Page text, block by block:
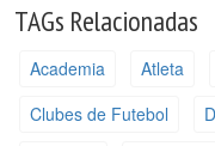
TAGs Relacionadas
Academia Atleta
Clubes de Futebol